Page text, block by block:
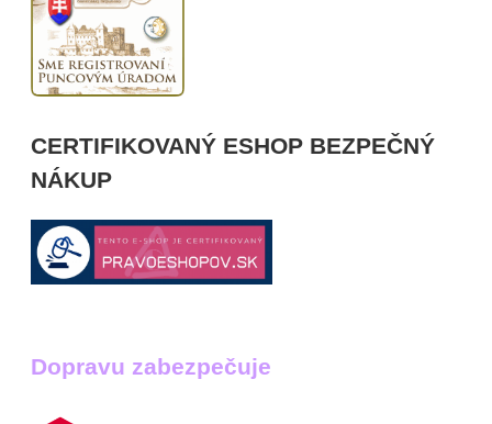
CERTIFIKOVANÝ ESHOP BEZPEČNÝ
NÁKUP
Dopravu zabezpečuje